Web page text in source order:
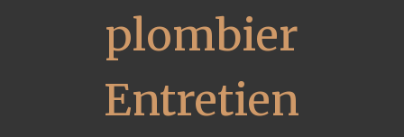
plombier
Entretien